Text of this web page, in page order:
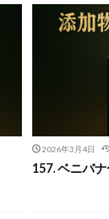
2026年3月4日
157. ベニバ